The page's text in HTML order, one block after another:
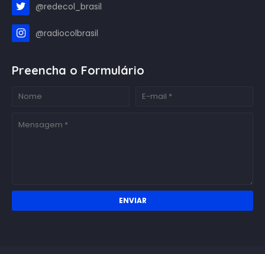
@redecol_brasil
@radiocolbrasil
Preencha o Formulário